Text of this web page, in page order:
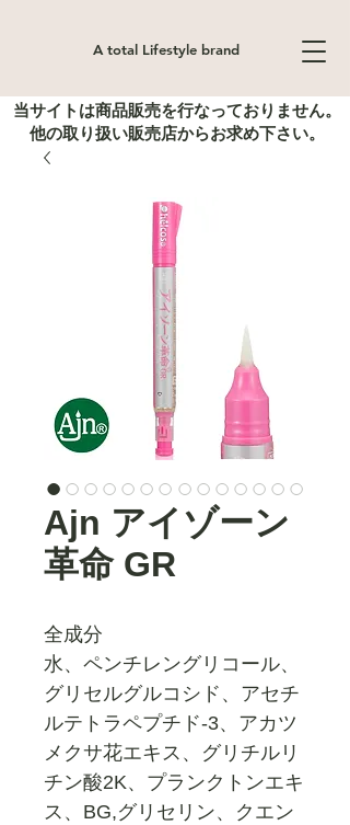
A total Lifestyle brand
当サイトは商品販売を行なっておりません。
他の取り扱い販売店からお求め下さい。
Ajn アイゾーン
革命 GR
全成分
水、ペンチレングリコール、
グリセルグルコシド、アセチ
ルテトラペプチド‐3、アカツ
メクサ花エキス、グリチルリ
チン酸2K、プランクトンエキ
ス、BG,グリセリン、クエン